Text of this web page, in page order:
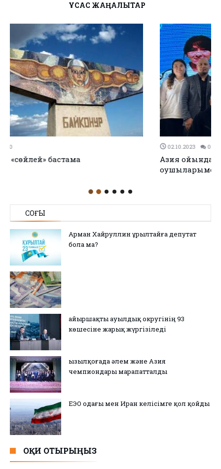
ҰҚСАС ЖАҢАЛЫҚТАР
Азия ойындарының жүлдегерлері мектеп
СОҢҒЫ
Арман Хайруллин Құрылтайға депутат
бола ма?
Қайыршақты ауылдық округінің 93
көшесіне жарық жүргізіледі
Қызылқоғада әлем және Азия
чемпиондары марапатталды
ЕЭО одағы мен Иран келісімге қол қойды
ОҚИ ОТЫРЫҢЫЗ